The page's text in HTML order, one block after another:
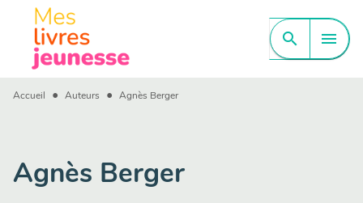
MENU CONTENU
PIED DE PAGE
search menu
Accueil • Auteurs • Agnès Berger
Agnès Berger